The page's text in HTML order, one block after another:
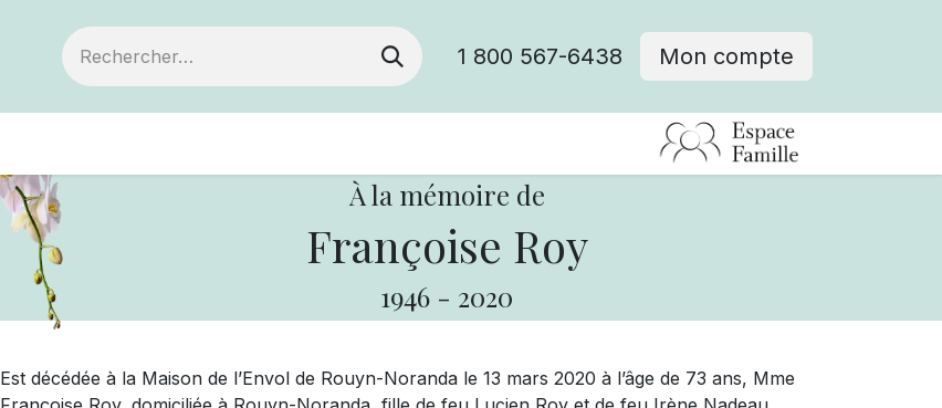
1 800 567-6438 Mon compte
À la mémoire de
Françoise Roy
1946 - 2020
Est décédée à la Maison de l’Envol de Rouyn-Noranda le 13 mars 2020 à l’âge de 73 ans, Mme